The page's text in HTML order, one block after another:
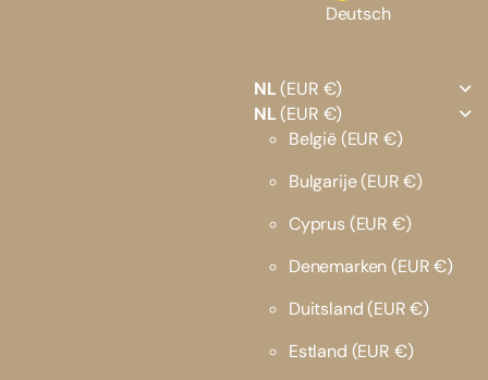
Deutsch
NL(EUR €)
NL(EUR €)
België(EUR €)
Bulgarije(EUR €)
Cyprus (EUR €)
Denemarken(EUR €)
Duitsland(EUR €)
Estland (EUR €)